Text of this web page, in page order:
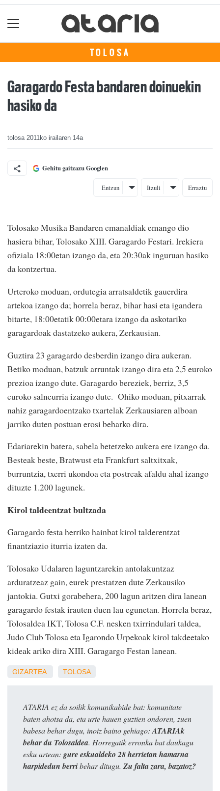
TOLOSA
Garagardo Festa bandaren doinuekin
hasiko da
tolosa 2011ko irailaren 14a
Gehitu gaitzazu Googlen
Entzun Itzuli Erraztu
Tolosako Musika Bandaren emanaldiak emango dio
hasiera bihar, Tolosako XIII. Garagardo Festari. Irekiera
ofiziala 18:00etan izango da, eta 20:30ak inguruan hasiko
da kontzertua.
Urteroko moduan, ordutegia arratsaldetik gauerdira
artekoa izango da; horrela beraz, bihar hasi eta igandera
bitarte, 18:00etatik 00:00etara izango da askotariko
garagardoak dastatzeko aukera, Zerkausian.
Guztira 23 garagardo desberdin izango dira aukeran.
Betiko moduan, batzuk arruntak izango dira eta 2,5 euroko
prezioa izango dute. Garagardo bereziek, berriz, 3,5
euroko salneurria izango dute. Ohiko moduan, pitxarrak
nahiz garagardoentzako txartelak Zerkausiaren alboan
jarriko duten postuan erosi beharko dira.
Edariarekin batera, sabela betetzeko aukera ere izango da.
Besteak beste, Bratwust eta Frankfurt saltxitxak,
burruntzia, txerri ukondoa eta postreak afaldu ahal izango
dituzte 1.200 lagunek.
Kirol taldeentzat bultzada
Garagardo festa herriko hainbat kirol talderentzat
finantziazio iturria izaten da.
Tolosako Udalaren laguntzarekin antolakuntzaz
arduratzeaz gain, eurek prestatzen dute Zerkausiko
jantokia. Gutxi gorabehera, 200 lagun aritzen dira lanean
garagardo festak irauten duen lau egunetan. Horrela beraz,
Tolosaldea IKT, Tolosa C.F. nesken txirrindulari taldea,
Judo Club Tolosa eta Igarondo Urpekoak kirol takdeetako
kideak ariko dira XIII. Garagargo Festan lanean.
GIZARTEA TOLOSA
ATARIA ez da soilik komunikabide bat: komunitate
baten ahotsa da, eta urte hauen guztien ondoren, zuen
babesa behar dugu, inoiz baino gehiago:ATARIAk
behar du Tolosaldea. Horregatik erronka bat daukagu
esku artean: gure eskualdeko 28 herrietan hamarna
harpidedun berribehar ditugu. Zu falta zara, bazatoz?